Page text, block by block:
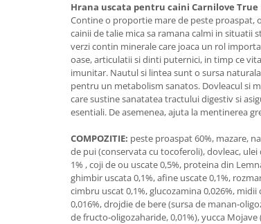
Hrana uscata pentru caini Carnilove True
Contine o proportie mare de peste proaspat,
cainii de talie mica sa ramana calmi in situatii
verzi contin minerale care joaca un rol
oase, articulatii si dinti puternici, in timp ce
imunitar. Nautul si lintea sunt o sursa
pentru un metabolism sanatos. Dovleacul si
care sustine sanatatea tractului digestiv si
esentiali. De asemenea, ajuta la mentinerea
COMPOZITIE: peste proaspat 60%, mazare,
de pui (conservata cu tocoferoli), dovleac,
1% , coji de ou uscate 0,5%, proteina din
ghimbir uscata 0,1%, afine uscate 0,1%,
cimbru uscat 0,1%, glucozamina 0,026%,
0,016%, drojdie de bere (sursa de manan-
de fructo-oligozaharide, 0,01%), yucca Mojave